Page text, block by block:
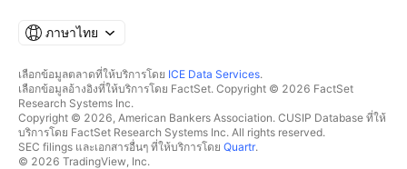
ภาษาไทย
เลือกข้อมูลตลาดที่ให้บริการโดย ICE Data Services.
เลือกข้อมูลอ้างอิงที่ให้บริการโดย FactSet. Copyright © 2026 FactSet
Research Systems Inc.
Copyright © 2026, American Bankers Association. CUSIP Database ที่ให้
บริการโดย FactSet Research Systems Inc. All rights reserved.
SEC filings และเอกสารอื่นๆ ที่ให้บริการโดย Quartr.
© 2026 TradingView, Inc.